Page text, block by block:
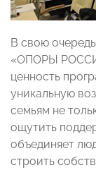
В свою
«ОПОРЫ
ценность
уникальную
семьям не
ощутить
объединяет
строить